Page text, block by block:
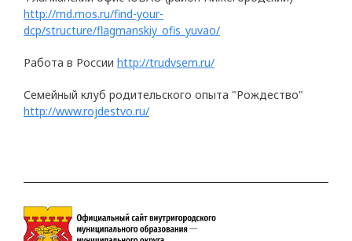
http://md.mos.ru/find-your-
dcp/structure/flagmanskiy_ofis_yuvao/
Работа в России http://trudvsem.ru/
Семейный клуб родительского опыта "Рождество"
http://www.rojdestvo.ru/